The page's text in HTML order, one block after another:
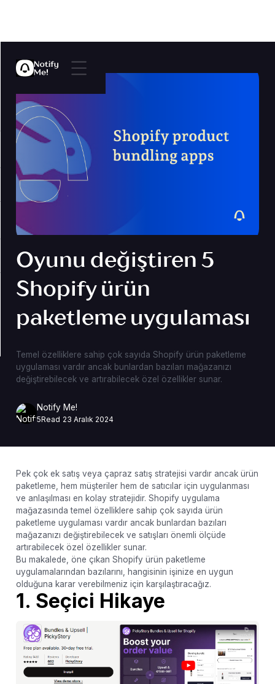
Oyunu değiştiren 5
Shopify ürün
paketleme uygulaması
Temel özelliklere sahip çok sayıda Shopify ürün paketleme
uygulaması vardır ancak bunlardan bazıları mağazanızı
değiştirebilecek ve artırabilecek özel özellikler sunar.
Notify Me!
5Read 23 Aralık 2024
Pek çok ek satış veya çapraz satış stratejisi vardır ancak ürün
paketleme, hem müşteriler hem de satıcılar için uygulanması
ve anlaşılması en kolay stratejidir. Shopify uygulama
mağazasında temel özelliklere sahip çok sayıda ürün
paketleme uygulaması vardır ancak bunlardan bazıları
mağazanızı değiştirebilecek ve satışları önemli ölçüde
artırabilecek özel özellikler sunar.
Bu makalede, öne çıkan Shopify ürün paketleme
uygulamalarından bazılarını, hangisinin işinize en uygun
olduğuna karar verebilmeniz için karşılaştıracağız.
1. Seçici Hikaye